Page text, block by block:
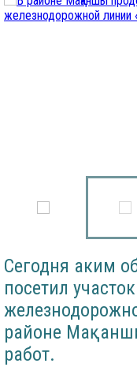
Сегодня аким
посетил
районе
работ.